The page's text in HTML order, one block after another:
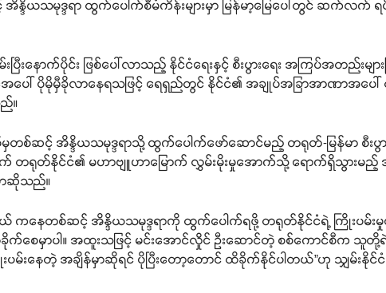
အိန္ဒိယသမုဒ္ဒရာ ထွက်ပေါက်စီမံကိန်းများမှာ မြန်မာ့မြေပေါ်တွင် ဆက်လ
ပြီးနောက်ပိုင်း ဖြစ်ပေါ်လာသည့် နိုင်ငံရေးနှင့် စီးပွားရေး အကြပ်အတည်
ေါ် ပိုမိုမှီခိုလာနေရသဖြင့် ရေရှည်တွင် နိုင်ငံ၏ အချုပ်အခြာအာဏာအပေါ်
။
တစ်ဆင့် အိန္ဒိယသမုဒ္ဒရာသို့ ထွက်ပေါက်ဖော်ဆောင်မည့် တရုတ်-မြန်မာ စီးပွာ
တရုတ်နိုင်ငံ၏ မဟာဗျူဟာမြောက် လွှမ်းမိုးမှုအောက်သို့ ရောက်ရှိသွားမည့် အ
ာဆိုသည်။
ကနေတစ်ဆင့် အိန္ဒိယသမုဒ္ဒရာကို ထွက်ပေါက်ရဖို့ တရုတ်နိုင်ငံရဲ့ ကြိုးပမ်းမှု
က်စေမှာပါ။ အထူးသဖြင့် မင်းအောင်လှိုင် ဦးဆောင်တဲ့ စစ်ကောင်စီက
နေတဲ့ အချိန်မှာဆိုရင် ပိုပြီးတော့တောင် ထိခိုက်နိုင်ပါတယ်”ဟု သျှမ်းနိုင်ငံ